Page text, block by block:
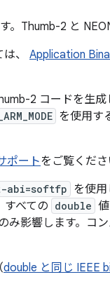
。Thumb-2 と
、 Application
2 コードを生成
を使用す
ポートをご覧くださ
abi=softfp を使
すべての double
み影響します。コ
（double と同じ IEEE